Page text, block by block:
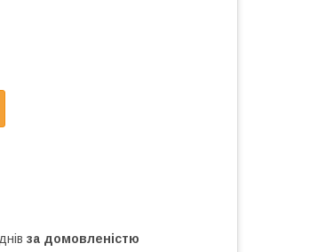
за домовленістю